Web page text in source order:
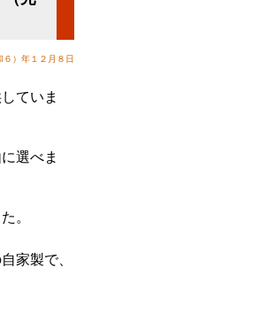
６）年１２月８日
ていま
選べま
。
家製で、